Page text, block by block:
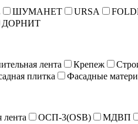
ШУМАНЕТ URSA
ДОРНИТ
лента Крепеж
плитка
Фасадные
лента ОСП-3(OSB) МДВП